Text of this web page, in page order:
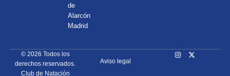
de
Alarcón
Madrid
© 2026 Todos los
derechos reservados.
Club de Natación
Aviso legal